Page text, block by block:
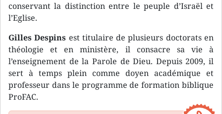
conservant la distinction entre le peuple d’Israël et
l’Eglise.
Gilles Despins est titulaire de plusieurs doctorats en
théologie et en ministère, il consacre sa vie à
l’enseignement de la Parole de Dieu. Depuis 2009, il
sert à temps plein comme doyen académique et
professeur dans le programme de formation biblique
ProFAC.